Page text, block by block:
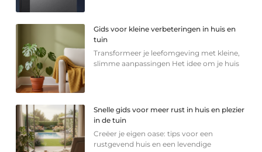
Gids voor kleine verbeteringen in huis en
tuin
Transformeer je leefomgeving met kleine,
slimme aanpassingen Het idee om je huis
Snelle gids voor meer rust in huis en plezier
in de tuin
Creëer je eigen oase: tips voor een
rustgevend huis en een levendige